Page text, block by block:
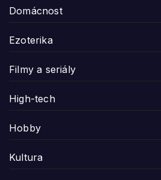
Domácnost
Ezoterika
Filmy a seriály
High-tech
Hobby
Kultura